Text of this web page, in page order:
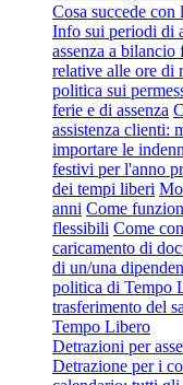
Cosa succede
Info sui periodi di
assenza a bilancio
relative alle ore di
politica sui
ferie e di assenza
assistenza clienti:
importare le
festivi per l'anno
dei tempi liberi
anni Come
flessibili Come
caricamento di
di un/una
politica di Tempo
trasferimento del
Tempo Libero
Detrazioni per
Detrazione per i